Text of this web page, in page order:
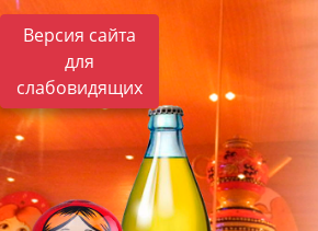
Версия сайта
для
слабовидящих